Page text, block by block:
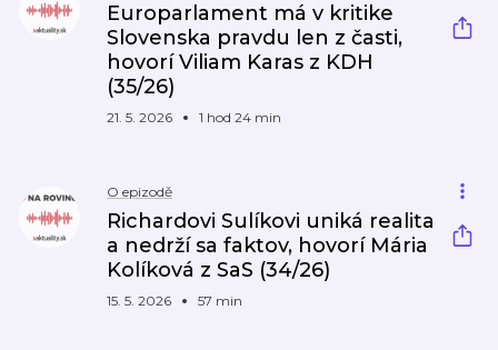
Europarlament má v kritike
Slovenska pravdu len z časti,
hovorí Viliam Karas z KDH
(35/26)
21. 5. 2026 1 hod 24 min
O epizodě
Richardovi Sulíkovi uniká realita
a nedrží sa faktov, hovorí Mária
Kolíková z SaS (34/26)
15. 5. 2026 57 min